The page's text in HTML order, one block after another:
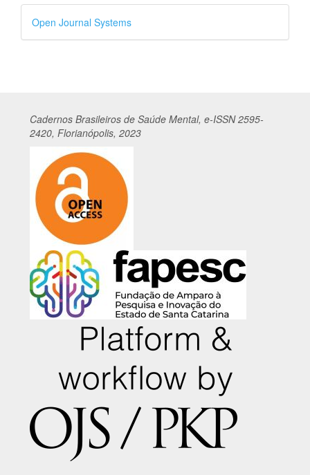
Desenvolvido
por
Open Journal Systems
Cadernos Brasileiros de Saúde Mental, e-ISSN 2595-
2420, Florianópolis, 2023